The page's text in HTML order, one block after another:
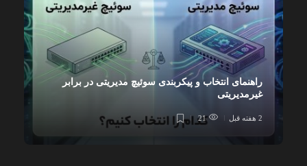
راهنمای انتخاب و پیکربندی سوئیچ مدیریتی در برابر
غیرمدیریتی
2 هفته قبل 21